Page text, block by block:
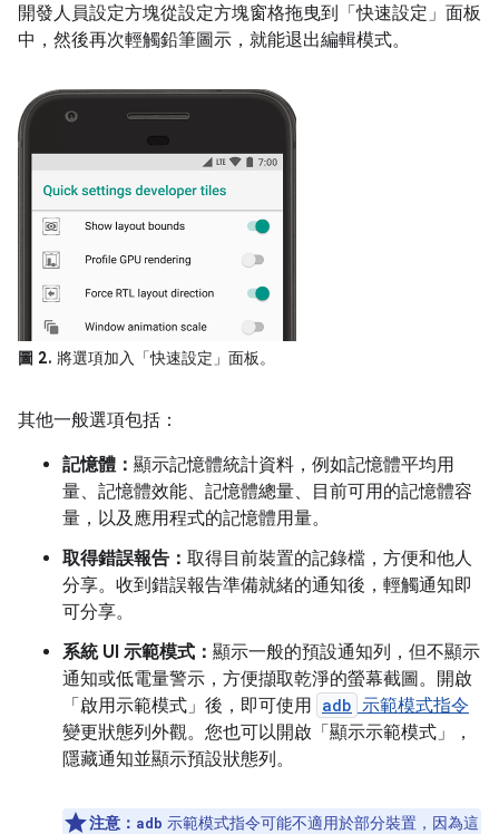
開發人員設定方塊從設定方塊窗格拖曳到「快速設定」面板
中，然後再次輕觸鉛筆圖示，就能退出編輯模式。
圖 2. 將選項加入「快速設定」面板。
其他一般選項包括：
記憶體： 顯示記憶體統計資料，例如記憶體平均用
量、記憶體效能、記憶體總量、目前可用的記憶體容
量，以及應用程式的記憶體用量。
取得錯誤報告： 取得目前裝置的記錄檔，方便和他人
分享。收到錯誤報告準備就緒的通知後，輕觸通知即
可分享。
系統 UI 示範模式： 顯示一般的預設通知列，但不顯示
通知或低電量警示，方便擷取乾淨的螢幕截圖。開啟
「啟用示範模式」 後，即可使用 adb 示範模式指令
變更狀態列外觀。您也可以開啟「顯示示範模式」
，
隱藏通知並顯示預設狀態列。
注意： adb 示範模式指令可能不適用於部分裝置，因為這